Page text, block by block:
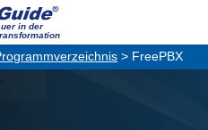
in der
> FreePBX